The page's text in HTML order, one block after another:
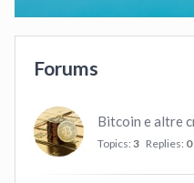
Forums
Bitcoin e altre
Topics: 3 Replies: 0